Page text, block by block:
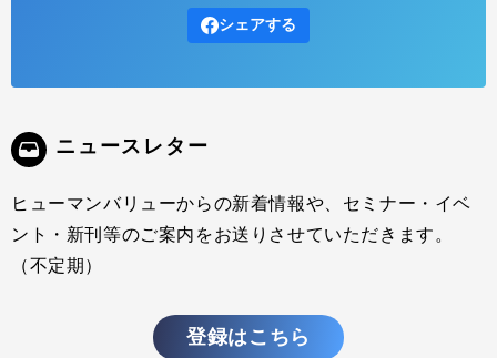
シェアする
ニュースレター
ヒューマンバリューからの新着情報や、セミナー・イベ
ント・新刊等のご案内をお送りさせていただきます。
（不定期）
登録はこちら